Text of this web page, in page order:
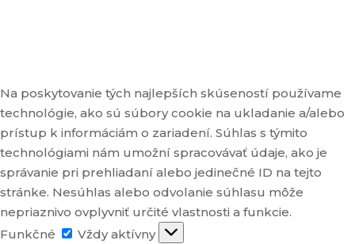
Na poskytovanie tých najlepších skúseností používame
technológie, ako sú súbory cookie na ukladanie a/alebo
prístup k informáciám o zariadení. Súhlas s týmito
technológiami nám umožní spracovávať údaje, ako je
správanie pri prehliadaní alebo jedinečné ID na tejto
stránke. Nesúhlas alebo odvolanie súhlasu môže
nepriaznivo ovplyvniť určité vlastnosti a funkcie.
Funkčné
Funkčné
Vždy aktívny